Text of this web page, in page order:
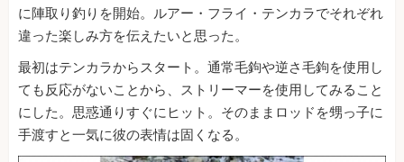
に陣取り釣りを開始。ルアー・フライ・テンカラでそれぞれ
違った楽しみ方を伝えたいと思った。
最初はテンカラからスタート。通常毛鉤や逆さ毛鉤を使用し
ても反応がないことから、ストリーマーを使用してみること
にした。思惑通りすぐにヒット。そのままロッドを甥っ子に
手渡すと一気に彼の表情は固くなる。